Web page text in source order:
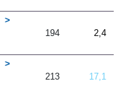
194
2,4
213
17,1